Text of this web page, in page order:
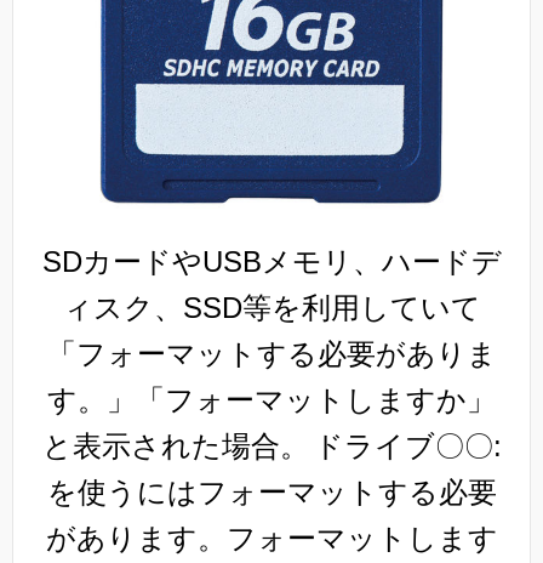
SDカードやUSBメモリ、ハードデ
ィスク、SSD等を利用していて
「フォーマットする必要がありま
す。」「フォーマットしますか」
と表示された場合。
ドライブ〇〇:
を使うにはフォーマットする必要
があります。フォーマットします